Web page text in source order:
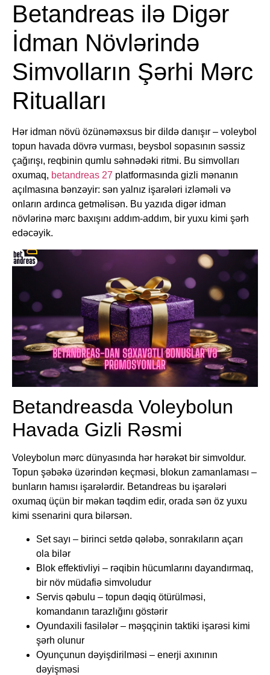
Betandreas ilə Digər
İdman Növlərində
Simvolların Şərhi Mərc
Ritualları
Hər idman növü özünəməxsus bir dildə danışır – voleybol
topun havada dövrə vurması, beysbol sopasının səssiz
çağırışı, reqbinin qumlu səhnədəki ritmi. Bu simvolları
oxumaq, betandreas 27 platformasında gizli mənanın
açılmasına bənzəyir: sən yalnız işarələri izləməli və
onların ardınca getməlisən. Bu yazıda digər idman
növlərinə mərc baxışını addım-addım, bir yuxu kimi şərh
edəcəyik.
Betandreasda Voleybolun
Havada Gizli Rəsmi
Voleybolun mərc dünyasında hər hərəkət bir simvoldur.
Topun şəbəkə üzərindən keçməsi, blokun zamanlaması –
bunların hamısı işarələrdir. Betandreas bu işarələri
oxumaq üçün bir məkan təqdim edir, orada sən öz yuxu
kimi ssenarini qura bilərsən.
Set sayı – birinci setdə qələbə, sonrakıların açarı
ola bilər
Blok effektivliyi – rəqibin hücumlarını dayandırmaq,
bir növ müdafiə simvoludur
Servis qəbulu – topun dəqiq ötürülməsi,
komandanın tarazlığını göstərir
Oyundaxili fasilələr – məşqçinin taktiki işarəsi kimi
şərh olunur
Oyunçunun dəyişdirilməsi – enerji axınının
dəyişməsi